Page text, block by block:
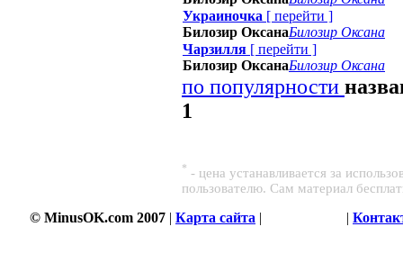
Украиночка [ перейти ]
Билозир ОксанаБилозир Оксана
Чарзилля [ перейти ]
Билозир ОксанаБилозир Оксана
по популярности
1
* - цена устанавливается за
пользователю. Сам материал
© MinusOK.com 2007 | Карта сайта | |